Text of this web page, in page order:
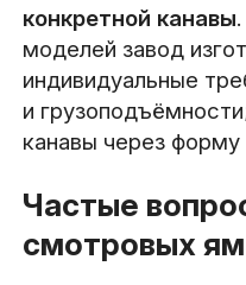
конкретной канавы
моделей завод
индивидуальные
и
канавы через форму
Частые
смотровых ям